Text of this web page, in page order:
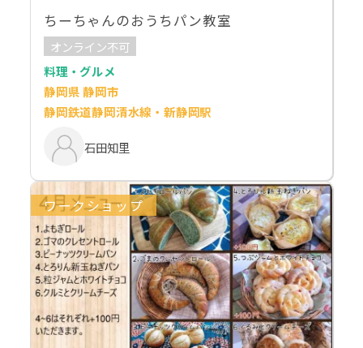
ちーちゃんのおうちパン教室
オンライン不可
料理・グルメ
静岡県 静岡市
静岡鉄道静岡清水線・新静岡駅
石田知里
ワークショップ